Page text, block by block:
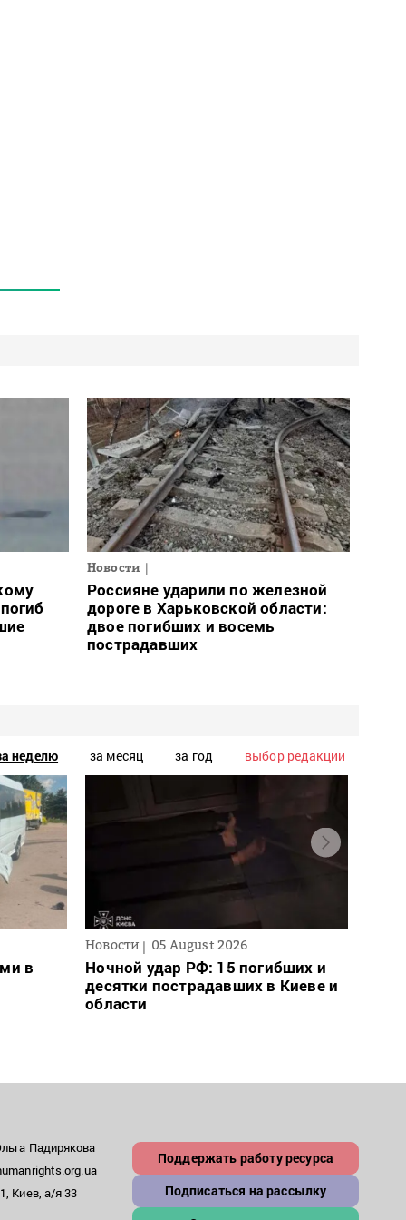
Новости
Россияне ударили по железной
дороге в Харьковской области:
двое погибших и восемь
пострадавших
неделю за месяц за год выбор редакции
в
Новости 05 August 2026
Ночной удар РФ: 15 погибших и
десятки пострадавших в Киеве и
области
Падирякова
Киев, а/я 33
Поддержать работу ресурса
Подписаться на рассылку